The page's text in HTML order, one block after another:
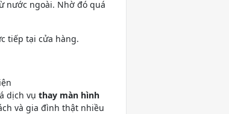
nước ngoài. Nhờ đó quá
tiếp tại cửa hàng.
dịch vụ thay màn hình
và gia đình thật nhiều